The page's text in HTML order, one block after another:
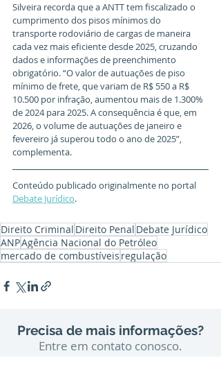
Silveira recorda que a ANTT tem fiscalizado o
cumprimento dos pisos mínimos do
transporte rodoviário de cargas de maneira
cada vez mais eficiente desde 2025, cruzando
dados e informações de preenchimento
obrigatório. “O valor de autuações de piso
mínimo de frete, que variam de R$ 550 a R$
10.500 por infração, aumentou mais de 1.300%
de 2024 para 2025. A consequência é que, em
2026, o volume de autuações de janeiro e
fevereiro já superou todo o ano de 2025”,
complementa.
Conteúdo publicado originalmente no portal
Debate Jurídico.
Direito Criminal Direito Penal Debate Jurídico
ANPAgência Nacional do Petróleo
mercado de combustíveis regulação
Precisa de mais informações?
Entre em contato conosco.